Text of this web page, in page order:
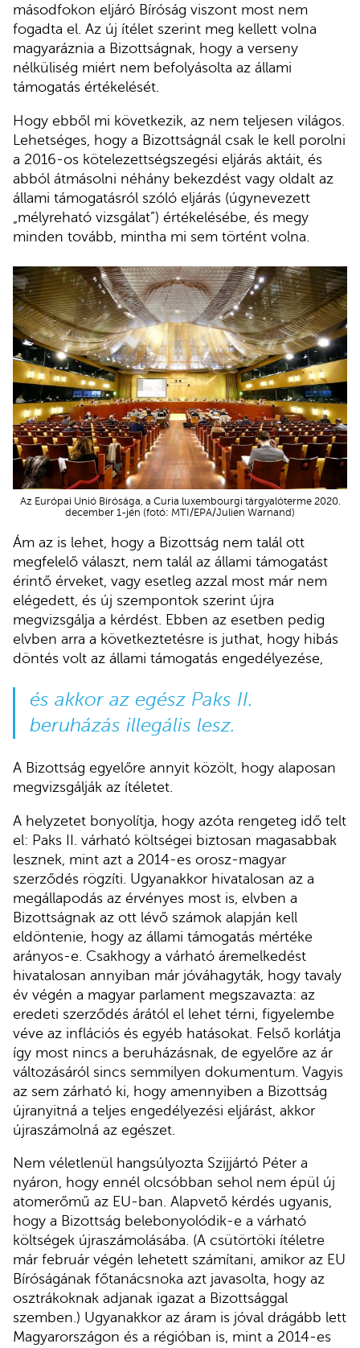
másodfokon eljáró Bíróság viszont most nem
fogadta el. Az új ítélet szerint meg kellett volna
magyaráznia a Bizottságnak, hogy a verseny
nélküliség miért nem befolyásolta az állami
támogatás értékelését.
Hogy ebből mi következik, az nem teljesen világos.
Lehetséges, hogy a Bizottságnál csak le kell porolni
a 2016-os kötelezettségszegési eljárás aktáit, és
abból átmásolni néhány bekezdést vagy oldalt az
állami támogatásról szóló eljárás (úgynevezett
„mélyreható vizsgálat”) értékelésébe, és megy
minden tovább, mintha mi sem történt volna.
Az Európai Unió Bírósága, a Curia luxembourgi tárgyalóterme 2020.
december 1-jén (fotó: MTI/EPA/Julien Warnand)
Ám az is lehet, hogy a Bizottság nem talál ott
megfelelő választ, nem talál az állami támogatást
érintő érveket, vagy esetleg azzal most már nem
elégedett, és új szempontok szerint újra
megvizsgálja a kérdést. Ebben az esetben pedig
elvben arra a következtetésre is juthat, hogy hibás
döntés volt az állami támogatás engedélyezése,
és akkor az egész Paks II.
beruházás illegális lesz.
A Bizottság egyelőre annyit közölt, hogy alaposan
megvizsgálják az ítéletet.
A helyzetet bonyolítja, hogy azóta rengeteg idő telt
el: Paks II. várható költségei biztosan magasabbak
lesznek, mint azt a 2014-es orosz-magyar
szerződés rögzíti. Ugyanakkor hivatalosan az a
megállapodás az érvényes most is, elvben a
Bizottságnak az ott lévő számok alapján kell
eldöntenie, hogy az állami támogatás mértéke
arányos-e. Csakhogy a várható áremelkedést
hivatalosan annyiban már jóváhagyták, hogy tavaly
év végén a magyar parlament megszavazta: az
eredeti szerződés árától el lehet térni, figyelembe
véve az inflációs és egyéb hatásokat. Felső korlátja
így most nincs a beruházásnak, de egyelőre az ár
változásáról sincs semmilyen dokumentum. Vagyis
az sem zárható ki, hogy amennyiben a Bizottság
újranyitná a teljes engedélyezési eljárást, akkor
újraszámolná az egészet.
Nem véletlenül hangsúlyozta Szijjártó Péter a
nyáron, hogy ennél olcsóbban sehol nem épül új
atomerőmű az EU-ban. Alapvető kérdés ugyanis,
hogy a Bizottság belebonyolódik-e a várható
költségek újraszámolásába. (A csütörtöki ítéletre
már február végén lehetett számítani, amikor az EU
Bíróságának főtanácsnoka azt javasolta, hogy az
osztrákoknak adjanak igazat a Bizottsággal
szemben.) Ugyanakkor az áram is jóval drágább lett
Magyarországon és a régióban is, mint a 2014-es